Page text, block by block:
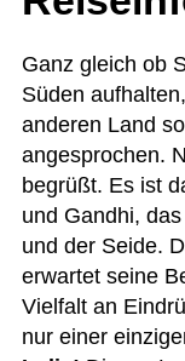
Ganz gleich ob
Süden
ande­ren Land
ange­spro­chen.
begrüßt. Es ist
und Gan­dhi,
und der Seide.
erwar­tet seine
Viel­falt an
nur einer